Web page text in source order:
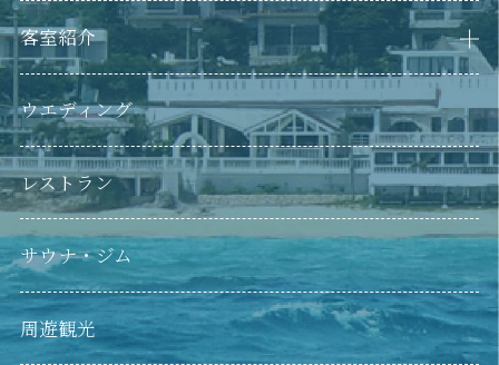
客室紹介
LAZOR SEA RESORT（本館）
LAZOR SEA RESORT ANNEX（別館）
ウエディング
レストラン
サウナ・ジム
周遊観光